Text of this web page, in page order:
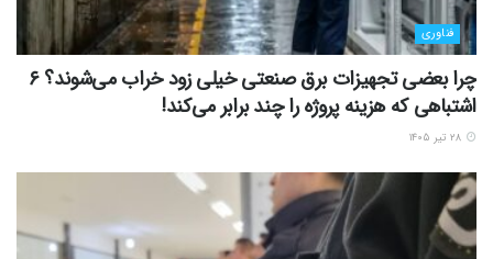
فناوری
چرا بعضی تجهیزات برق صنعتی خیلی زود خراب می‌شوند؟ ۶
اشتباهی که هزینه پروژه را چند برابر می‌کند!